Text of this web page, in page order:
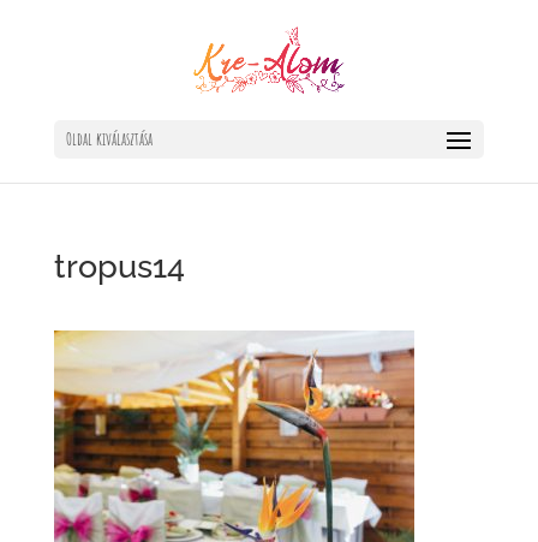
Oldal kiválasztása
tropus14